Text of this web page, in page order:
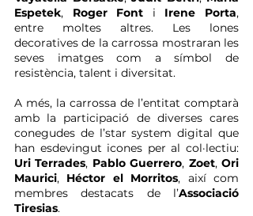
Espetek, Roger Font i Irene Porta,
entre moltes altres. Les lones
decoratives de la carrossa mostraran les
seves imatges com a símbol de
resistència, talent i diversitat.
A més, la carrossa de l’entitat comptarà
amb la participació de diverses cares
conegudes de l’star system digital que
Uri Terrades, Pablo Guerrero, Zoet, Ori
Maurici, Héctor el Morritos, així com
membres destacats de l’Associació
Tiresias.